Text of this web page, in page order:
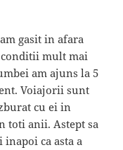
gasit in afara
mult mai
am ajuns la 5
Voiajorii sunt
cu ei in
toti anii. Astept sa
ca asta a